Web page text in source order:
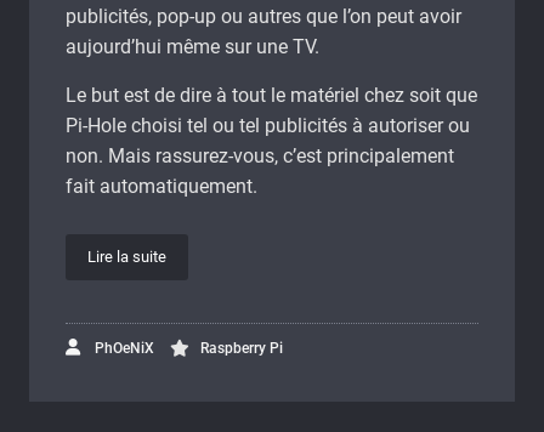
publicités, pop-up ou autres que l’on peut avoir
aujourd’hui même sur une TV.
Le but est de dire à tout le matériel chez soit que
Pi-Hole choisi tel ou tel publicités à autoriser ou
non. Mais rassurez-vous, c’est principalement
fait automatiquement.
Lire la suite
PhOeNiX Raspberry Pi